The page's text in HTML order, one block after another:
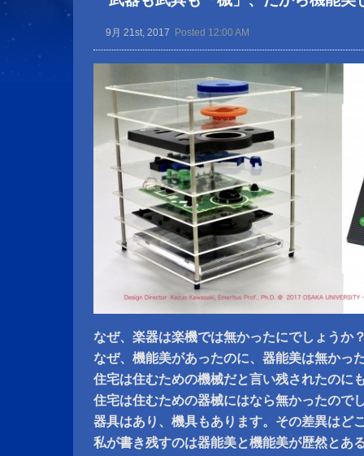
9月 21st, 2017 Posted 12:00 AM
なぜ、楽器は楽機では無かったにでしょうか
なぜ、機能美があったのに、器能美は無かっ
住宅は住むための機械だと言い残されたのに
住宅は住むための器械にはなら無かったので
器具はあり、機具もあります。その差異はど
私が書き残すのは器能美と機能美が歴然とあ